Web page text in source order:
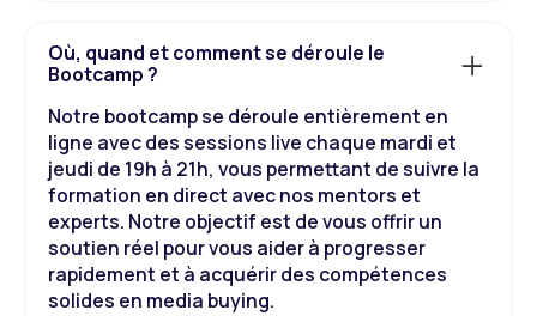
Où, quand et comment se déroule le
Bootcamp ?
Notre bootcamp se déroule entièrement en
ligne avec des sessions live chaque mardi et
jeudi de 19h à 21h, vous permettant de suivre la
formation en direct avec nos mentors et
experts. Notre objectif est de vous offrir un
soutien réel pour vous aider à progresser
rapidement et à acquérir des compétences
solides en media buying.